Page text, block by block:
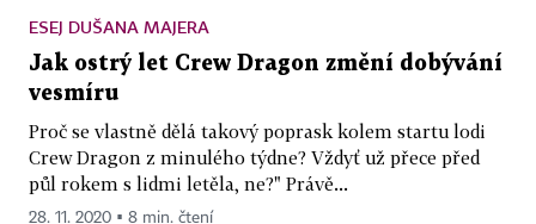
ESEJ DUŠANA MAJERA
Jak ostrý let Crew Dragon změní dobývání
vesmíru
Proč se vlastně dělá takový poprask kolem startu lodi
Crew Dragon z minulého týdne? Vždyť už přece před
půl rokem s lidmi letěla, ne?" Právě...
28. 11. 2020 ▪ 8 min. čtení